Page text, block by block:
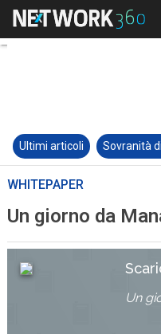
Ultimi articoli Sovranità
WHITEPAPER
Un giorno da
Un